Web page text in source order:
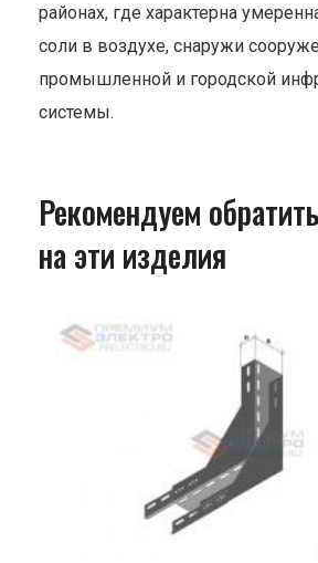
районах, где характерна
соли в воздухе, снаружи
промышленной и городской
системы.
Рекомендуем
на эти изделия